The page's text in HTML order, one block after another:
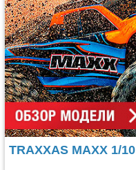
TRAXXAS MAXX 1/10